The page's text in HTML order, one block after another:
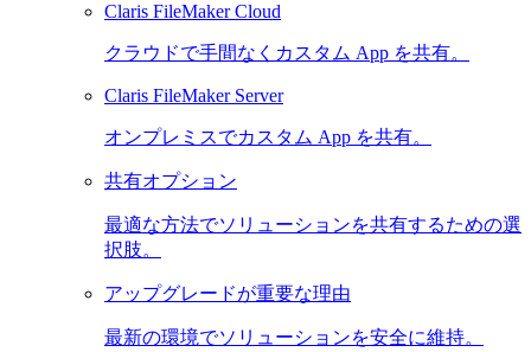
Claris FileMaker Cloud
クラウドで手間なくカスタム App を共有。
Claris FileMaker Server
オンプレミスでカスタム App を共有。
共有オプション
最適な方法でソリューションを共有するための選
択肢。
アップグレードが重要な理由
最新の環境でソリューションを安全に維持。